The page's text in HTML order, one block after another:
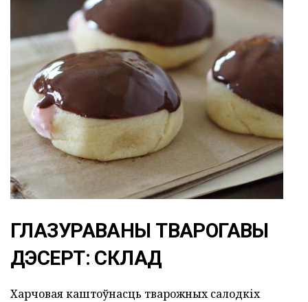
ГЛАЗУРАВАНЫ ТВАРОГАВЫ
ДЭСЕРТ: СКЛАД
Харчовая каштоўнасць тварожных салодкіх